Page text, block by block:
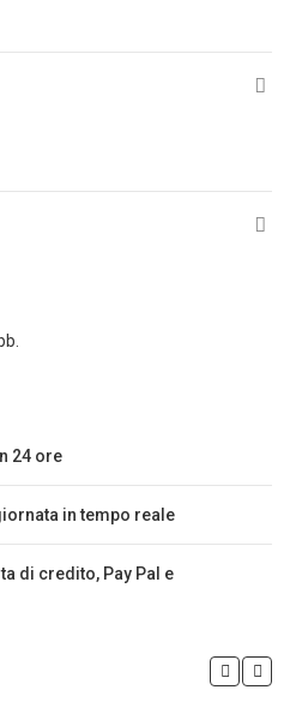
24 ore
in tempo reale
di credito, Pay Pal e